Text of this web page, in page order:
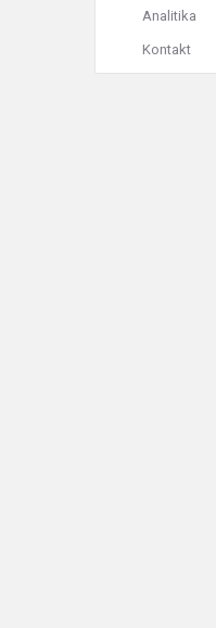
Analitika
Kontakt